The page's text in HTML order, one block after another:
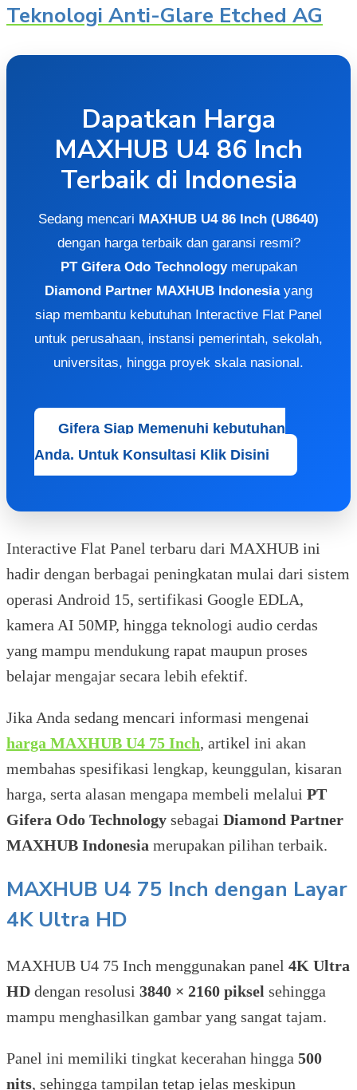
Teknologi Anti-Glare Etched AG
Dapatkan Harga
MAXHUB U4 86 Inch
Terbaik di Indonesia
Sedang mencari MAXHUB U4 86 Inch (U8640)
dengan harga terbaik dan garansi resmi?
PT Gifera Odo Technologymerupakan
Diamond Partner MAXHUB Indonesiayang
siap membantu kebutuhan Interactive Flat Panel
untuk perusahaan, instansi pemerintah, sekolah,
universitas, hingga proyek skala nasional.
Gifera Siap Memenuhi kebutuhan
Anda. Untuk Konsultasi Klik Disini
Interactive Flat Panel terbaru dari MAXHUB ini
hadir dengan berbagai peningkatan mulai dari sistem
operasi Android 15, sertifikasi Google EDLA,
kamera AI 50MP, hingga teknologi audio cerdas
yang mampu mendukung rapat maupun proses
belajar mengajar secara lebih efektif.
Jika Anda sedang mencari informasi mengenai
harga MAXHUB U4 75 Inch, artikel ini akan
membahas spesifikasi lengkap, keunggulan, kisaran
harga, serta alasan mengapa membeli melalui PT
Gifera Odo Technology sebagai Diamond Partner
MAXHUB Indonesia merupakan pilihan terbaik.
MAXHUB U4 75 Inch dengan Layar
4K Ultra HD
MAXHUB U4 75 Inch menggunakan panel 4K Ultra
HD dengan resolusi 3840 × 2160 piksel sehingga
mampu menghasilkan gambar yang sangat tajam.
Panel ini memiliki tingkat kecerahan hingga 500
nits, sehingga tampilan tetap jelas meskipun